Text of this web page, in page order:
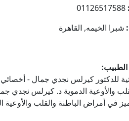
01126517588
شبرا الخيمه, القاهرة
للدكتور كيرلس نجدي جمال -
والأوعية الدموية د. كيرلس نجدي
في أمراض الباطنة والقلب والأوعية